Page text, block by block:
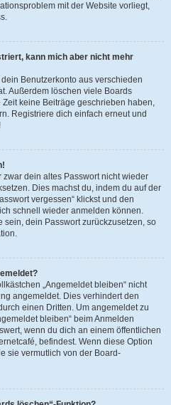
mit der Website vorliegt,
kann mich aber nicht mehr
Benutzerkonto aus verschieden
Außerdem löschen viele Boards
keine Beiträge geschrieben haben,
Registriere dich einfach erneut und
zwar dein altes Passwort nicht wieder
Dies machst du, indem du auf der
vergessen“ klickst und den
schnell wieder anmelden können.
sein, dein Passwort zurückzusetzen, so
„Angemeldet bleiben“ nicht
angemeldet. Dies verhindert den
einen Dritten. Um angemeldet zu
bleiben“ beim Anmelden
wenn du dich an einem öffentlichen
befindest. Wenn diese Option
sie vermutlich von der Board-